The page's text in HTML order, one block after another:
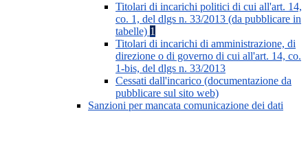
Titolari di incarichi politici di cui all'art. 14,
co. 1, del dlgs n. 33/2013 (da pubblicare in
tabelle) 1
Titolari di incarichi di amministrazione, di
direzione o di governo di cui all'art. 14, co.
1-bis, del dlgs n. 33/2013
Cessati dall'incarico (documentazione da
pubblicare sul sito web)
Sanzioni per mancata comunicazione dei dati